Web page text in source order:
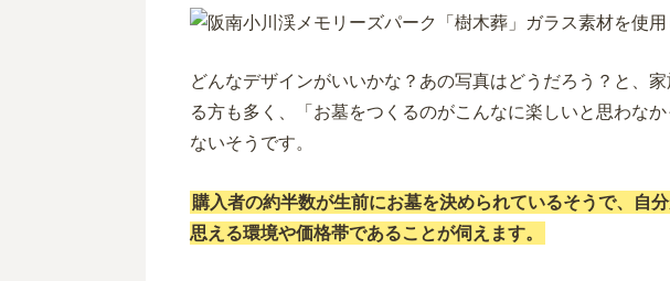
どんなデザインがいいかな？あの写真はどうだろう？と、
る方も多く、「お墓をつくるのがこんなに楽しいと思わな
ないそうです。
購入者の約半数が生前にお墓を決められているそうで、自
思える環境や価格帯であることが伺えます。